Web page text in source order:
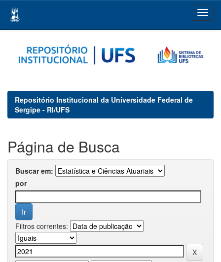
navigation
Repositório Institucional da Universidade Federal de
Sergipe - RI/UFS
Página de Busca
Buscar em:
por
Filtros correntes: